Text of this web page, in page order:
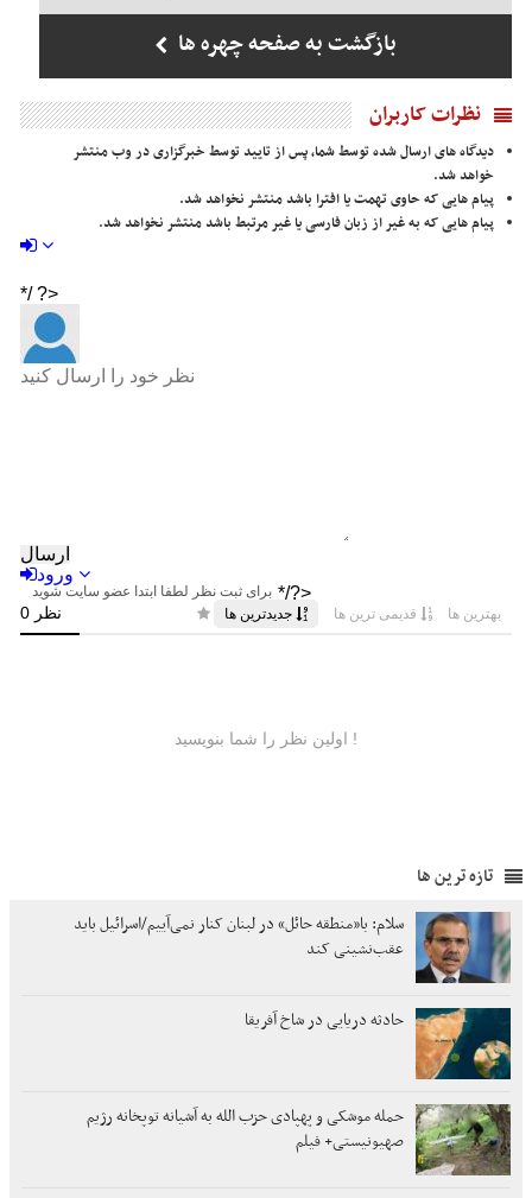
بازگشت به صفحه چهره ها
نظرات کاربران
دیدگاه های ارسال شده توسط شما، پس از تایید توسط خبرگزاری در وب منتشر
خواهد شد.
پیام هایی که حاوی تهمت یا افترا باشد منتشر نخواهد شد.
پیام هایی که به غیر از زبان فارسی یا غیر مرتبط باشد منتشر نخواهد شد.
تازه ترین ها
سلام: با«منطقه حائل» در لبنان کنار نمی‌آییم/اسرائیل باید
عقب‌نشینی کند
حادثه دریایی در شاخ آفریقا
حمله موشکی و پهپادی حزب الله به آشیانه توپخانه رژیم
صهیونیستی+ فیلم